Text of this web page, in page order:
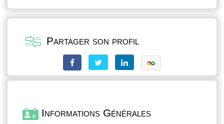
Partager son profil
Informations Générales